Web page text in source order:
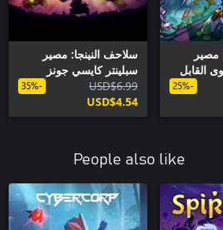
مصير
القابل
-25%
سلاحف النينجا: مصير
سبلينتر كايسي جونز
وازدحام ساحة الخردة
USD$6.99
USD$4.54
-35%
People also like